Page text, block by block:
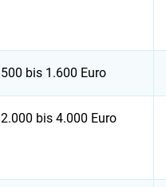
500 bis 1.600 Euro
2.000 bis 4.000 Euro